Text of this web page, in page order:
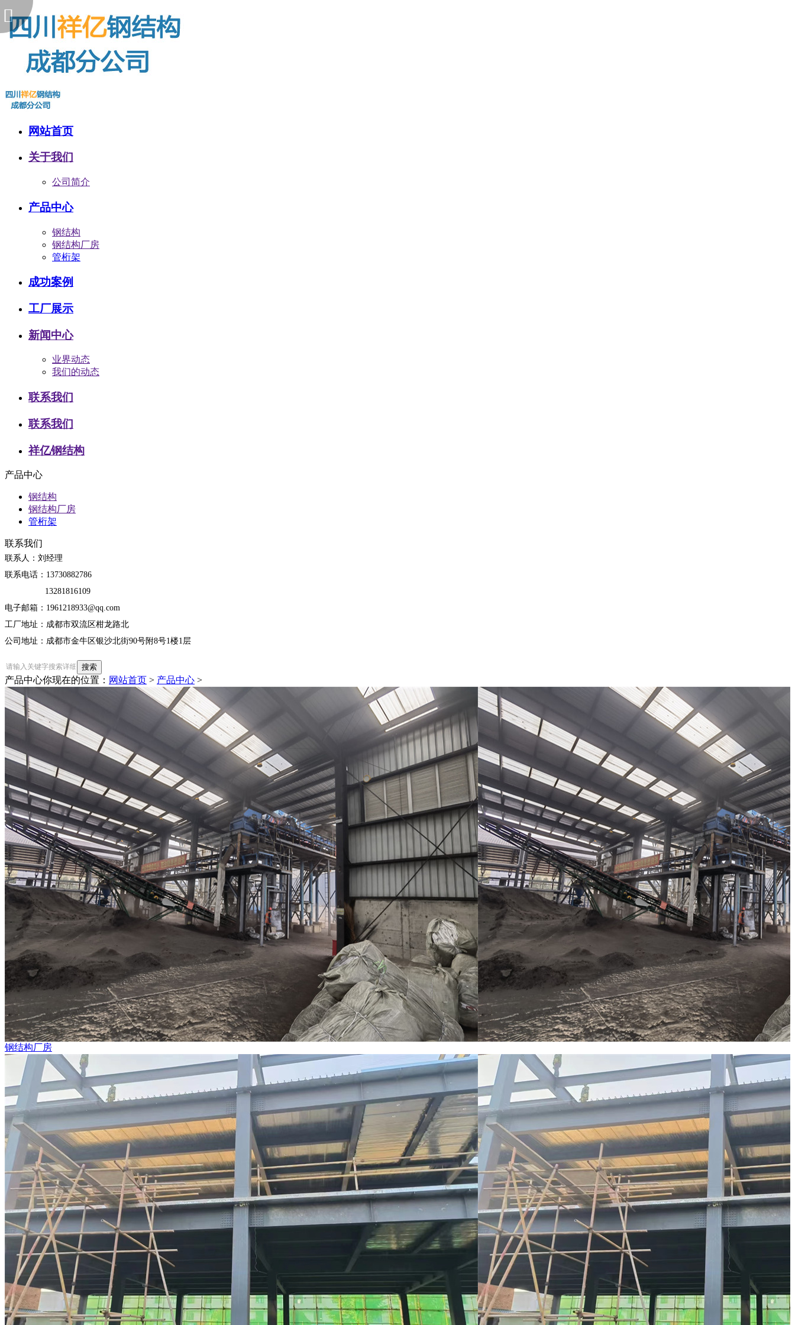
网站首页
关于我们
公司简介
产品中心
钢结构
钢结构厂房
管桁架
成功案例
工厂展示
新闻中心
业界动态
我们的动态
联系我们
联系我们
祥亿钢结构
产品中心
钢结构
钢结构厂房
管桁架
联系我们
联系人：刘经理
联系电话：13730882786
13281816109
电子邮箱：1961218933@qq.com
工厂地址：成都市双流区柑龙路北
公司地址：成都市金牛区银沙北街90号附8号1楼1层
产品中心你现在的位置： 网站首页 > 产品中心 >
钢结构厂房